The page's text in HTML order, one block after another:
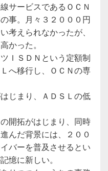
サービスであるＯＣＮ
事。月々３２０００円
考えられなかったが、
かった。
ＩＳＤＮという定額制
へ移行し、ＯＣＮの専
じまり、ＡＤＳＬの低
開拓がはじまり、同時
んだ背景には、２００
バーを普及させるとい
憶に新しい。